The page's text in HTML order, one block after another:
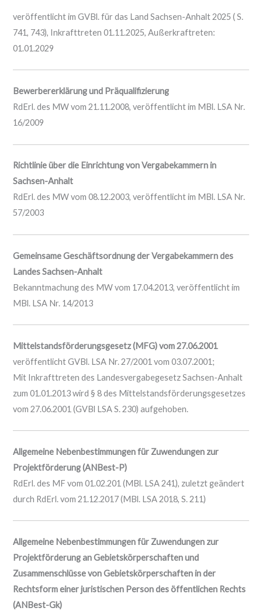
veröffentlicht im GVBl. für das Land Sachsen-Anhalt 2025 ( S.
741, 743), Inkrafttreten 01.11.2025, Außerkraftreten:
01.01.2029
Bewerbererklärung und Präqualifizierung
RdErl. des MW vom 21.11.2008, veröffentlicht im MBl. LSA Nr.
16/2009
Richtlinie über die Einrichtung von Vergabekammern in
Sachsen-Anhalt
RdErl. des MW vom 08.12.2003, veröffentlicht im MBl. LSA Nr.
57/2003
Gemeinsame Geschäftsordnung der Vergabekammern des
Landes Sachsen-Anhalt
Bekanntmachung des MW vom 17.04.2013, veröffentlicht im
MBl. LSA Nr. 14/2013
Mittelstandsförderungsgesetz (MFG) vom 27.06.2001
veröffentlicht GVBl. LSA Nr. 27/2001 vom 03.07.2001;
Mit Inkrafttreten des Landesvergabegesetz Sachsen-Anhalt
zum 01.01.2013 wird § 8 des Mittelstandsförderungsgesetzes
vom 27.06.2001 (GVBl LSA S. 230) aufgehoben.
Allgemeine Nebenbestimmungen für Zuwendungen zur
Projektförderung (ANBest-P)
RdErl. des MF vom 01.02.201 (MBl. LSA 241), zuletzt geändert
durch RdErl. vom 21.12.2017 (MBl. LSA 2018, S. 211)
Allgemeine Nebenbestimmungen für Zuwendungen zur
Projektförderung an Gebietskörperschaften und
Zusammenschlüsse von Gebietskörperschaften in der
Rechtsform einer juristischen Person des öffentlichen Rechts
(ANBest-Gk)